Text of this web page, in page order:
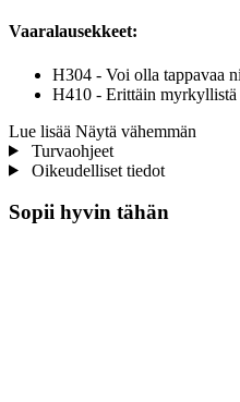
Vaaralausekkeet:
H304 - Voi olla tappavaa
H410 - Erittäin myrkyllistä
Lue lisää Näytä vähemmän
Turvaohjeet
Oikeudelliset tiedot
Sopii hyvin tähän